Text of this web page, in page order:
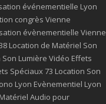
événementielle Lyon
congrès Vienne
évènementielle Vienne
Location de Matériel Son
Son Lumière Vidéo Effets
Spéciaux 73 Location Son
Lyon Evènementiel Lyon
Audio pour